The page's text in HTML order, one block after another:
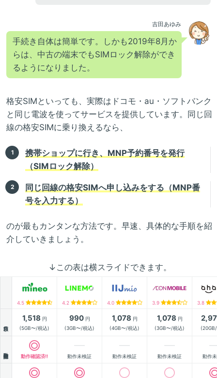
吉田あゆみ
手続き自体は簡単です。しかも2019年8月か
らは、中古の端末でもSIMロック解除ができ
るようになりました。
格安SIMといっても、実際はドコモ・au・ソフトバンク
と同じ電波を使ってサービスを提供しています。同じ回
線の格安SIMに乗り換えるなら、
携帯ショップに行き、MNP予約番号を発行
（SIMロック解除）
同じ回線の格安SIMへ申し込みをする（MNP番
号を入力する）
のが最もカンタンな方法です。早速、具体的な手順を紹
介していきましょう。
↓この表は横スライドできます。
4.5 4.2 4.0 3.9 3.8
1,518 円
(5GB〜/税込)
990円
(3GB〜/税込)
1,078 円
(4GB〜/税込)
1,078 円
(3GB〜/税込)
動作確認済!! 動作未検証 動作未検証 動作未検証 動作